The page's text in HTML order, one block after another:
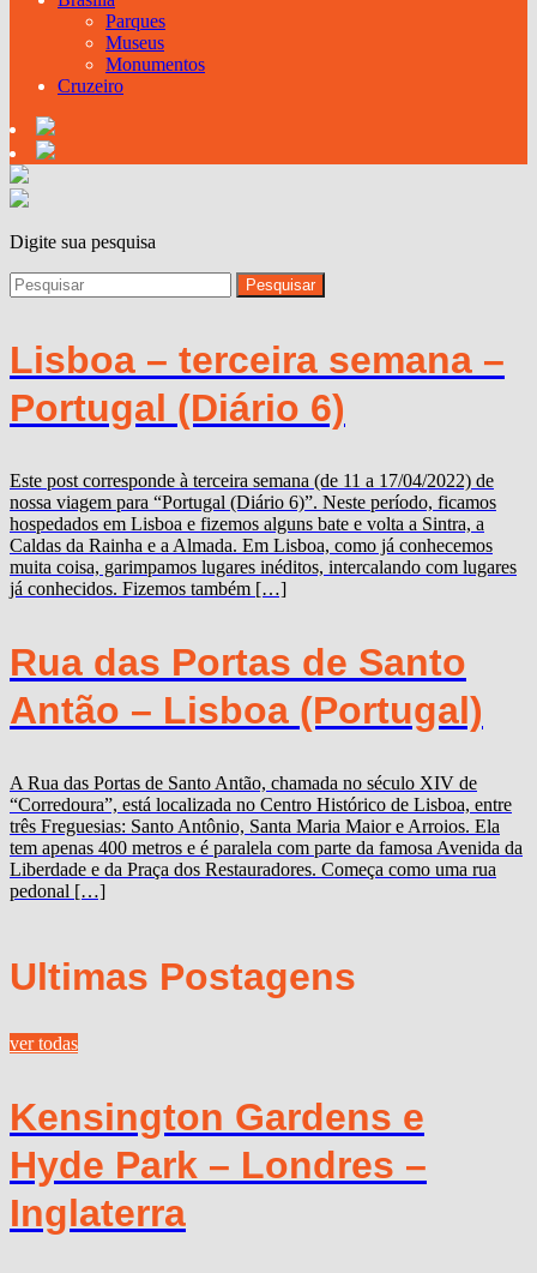
Parques
Museus
Monumentos
Cruzeiro
Digite sua pesquisa
Lisboa – terceira semana –
Portugal (Diário 6)
Este post corresponde à terceira semana (de 11 a 17/04/2022) de
nossa viagem para “Portugal (Diário 6)”. Neste período, ficamos
hospedados em Lisboa e fizemos alguns bate e volta a Sintra, a
Caldas da Rainha e a Almada. Em Lisboa, como já conhecemos
muita coisa, garimpamos lugares inéditos, intercalando com lugares
já conhecidos. Fizemos também […]
Rua das Portas de Santo
Antão – Lisboa (Portugal)
A Rua das Portas de Santo Antão, chamada no século XIV de
“Corredoura”, está localizada no Centro Histórico de Lisboa, entre
três Freguesias: Santo Antônio, Santa Maria Maior e Arroios. Ela
tem apenas 400 metros e é paralela com parte da famosa Avenida da
Liberdade e da Praça dos Restauradores. Começa como uma rua
pedonal […]
Ultimas Postagens
ver todas
Kensington Gardens e
Hyde Park – Londres –
Inglaterra